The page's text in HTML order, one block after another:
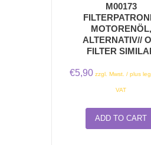
M00173
MOTORENÖL,
ALTERNATIV//
FILTER
€5,90 zzgl. Mwst. / plus
VAT
ADD TO CART